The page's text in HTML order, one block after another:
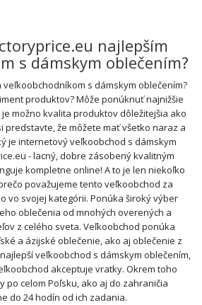
najlepším
s dámskym oblečením?
veľkoobchodníkom s dámskym oblečením?
produktov? Môže ponúknuť najnižšie
možno kvalita produktov dôležitejšia ako
predstavte, že môžete mať všetko naraz a
je internetový veľkoobchod s dámskym
- lacný, dobre zásobený kvalitným
kompletne online! A to je len niekoľko
považujeme tento veľkoobchod za
vo svojej kategórii. Ponúka široký výber
oblečenia od mnohých overených a
z celého sveta. Veľkoobchod ponúka
a ázijské oblečenie, ako aj oblečenie z
veľkoobchod s dámskym oblečením,
akceptuje vratky. Okrem toho
po celom Poľsku, ako aj do zahraničia
do 24 hodín od ich zadania.